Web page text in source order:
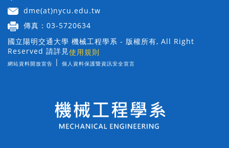
dme(at)nycu.edu.tw
傳真：03-5720634
國立陽明交通大學 機械工程學系 - 版權所有, All Right
Reserved 請詳見使用規則
網站資料開放宣告 | 個人資料保護暨資訊安全宣言